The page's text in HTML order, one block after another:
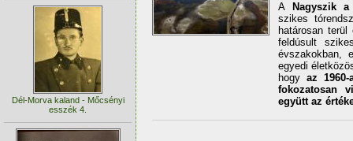
Dél-Morva kaland - Mőcsényi
esszék 4.
A
Nagyszik
szikes
határosan
feldúsult
évszakokban,
egyedi
hogy az
fokozatosan
együtt az